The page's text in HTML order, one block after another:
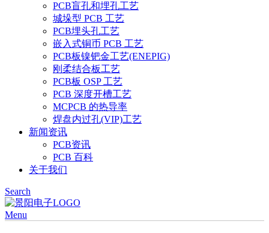
PCB盲孔和埋孔工艺
城垛型 PCB 工艺
PCB埋头孔工艺
嵌入式铜币 PCB 工艺
PCB板镍钯金工艺(ENEPIG)
刚柔结合板工艺
PCB板 OSP 工艺
PCB 深度开槽工艺
MCPCB 的热导率
焊盘内过孔(VIP)工艺
新闻资讯
PCB资讯
PCB 百科
关于我们
Search
Menu